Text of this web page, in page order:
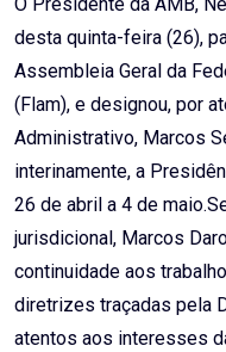
O Presidente da AMB,
desta quinta-feira (26),
Assembleia Geral da
(Flam), e designou, por
Administrativo, Marcos
interinamente, a
26 de abril a 4 de
jurisdicional, Marcos
continuidade aos
diretrizes traçadas pela
atentos aos interesses